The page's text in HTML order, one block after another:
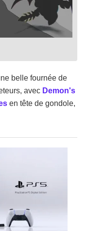
belle fournée de
avec Demon's
en tête de gondole,